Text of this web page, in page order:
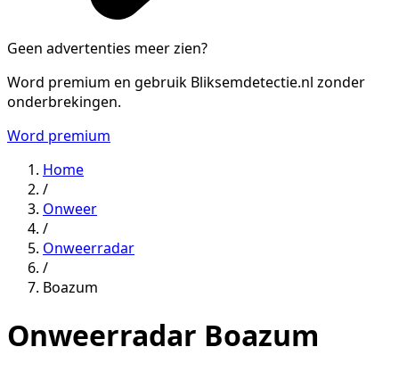
Geen advertenties meer zien?
Word premium en gebruik Bliksemdetectie.nl zonder
onderbrekingen.
Word premium
Home
/
Onweer
/
Onweerradar
/
Boazum
Onweerradar Boazum